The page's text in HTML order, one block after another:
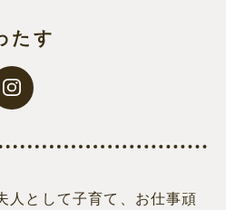
たす
人として子育て、お仕事頑